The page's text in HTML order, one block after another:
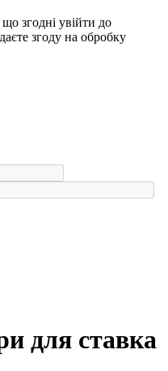
згодні увійти до
згоду на обробку
для ставка